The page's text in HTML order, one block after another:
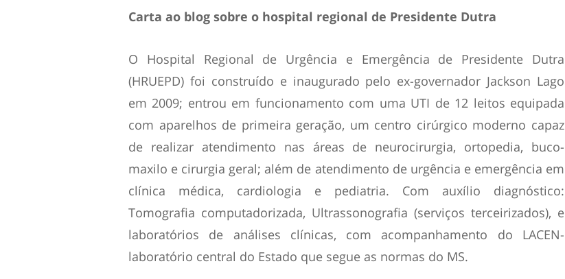
Carta ao blog sobre o hospital regional de Presidente Dutra
O Hospital Regional de Urgência e Emergência de Presidente Dutra
(HRUEPD) foi construído e inaugurado pelo ex-governador Jackson Lago
em 2009; entrou em funcionamento com uma UTI de 12 leitos equipada
com aparelhos de primeira geração, um centro cirúrgico moderno capaz
de realizar atendimento nas áreas de neurocirurgia, ortopedia, buco-
maxilo e cirurgia geral; além de atendimento de urgência e emergência em
clínica médica, cardiologia e pediatria. Com auxílio diagnóstico:
Tomografia computadorizada, Ultrassonografia (serviços terceirizados), e
laboratórios de análises clínicas, com acompanhamento do LACEN-
laboratório central do Estado que segue as normas do MS.